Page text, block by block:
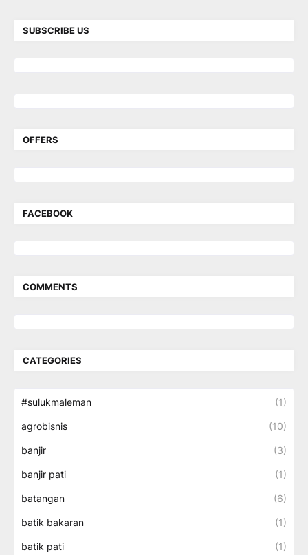
SUBSCRIBE US
OFFERS
FACEBOOK
COMMENTS
CATEGORIES
#sulukmaleman (1)
agrobisnis (10)
banjir (3)
banjir pati (1)
batangan (6)
batik bakaran (1)
batik pati (1)